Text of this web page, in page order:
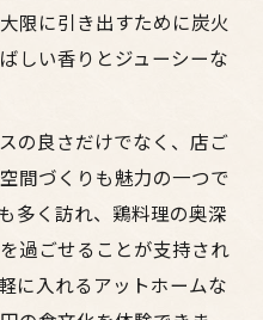
鶏料理文化とは何か
酒場の歴史とこだわ
酒屋文化の醍醐味
大阪の酒場の魅力
の奥深い世界
うギャラリー的空間美
限に引き出すために炭火
しい香りとジューシーな
の良さだけでなく、店ご
間づくりも魅力の一つで
多く訪れ、鶏料理の奥深
過ごせることが支持され
に入れるアットホームな